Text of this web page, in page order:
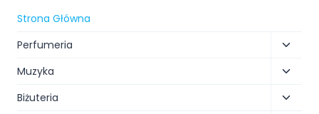
Strona Główna
Perfumeria
Muzyka
Biżuteria